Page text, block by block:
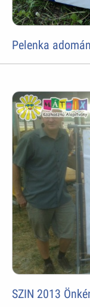
Pelenka
SZIN 2013